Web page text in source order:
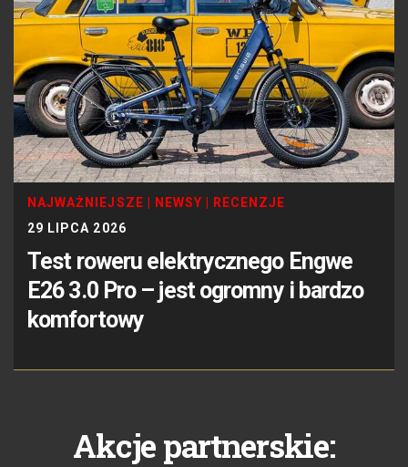
NAJWAŻNIEJSZE NEWSY
RECENZJE
29 LIPCA 2026
Test roweru elektrycznego Engwe
E26 3.0 Pro – jest ogromny i bardzo
komfortowy
Akcje partnerskie: